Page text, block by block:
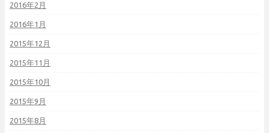
2016年2月
2016年1月
2015年12月
2015年11月
2015年10月
2015年9月
2015年8月